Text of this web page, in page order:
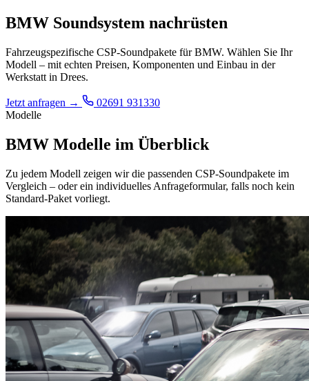
BMW Soundsystem nachrüsten
Fahrzeugspezifische CSP-Soundpakete für BMW. Wählen Sie Ihr
Modell – mit echten Preisen, Komponenten und Einbau in der
Werkstatt in Drees.
Jetzt anfragen →
02691 931330
Modelle
BMW Modelle im Überblick
Zu jedem Modell zeigen wir die passenden CSP-Soundpakete im
Vergleich – oder ein individuelles Anfrageformular, falls noch kein
Standard-Paket vorliegt.